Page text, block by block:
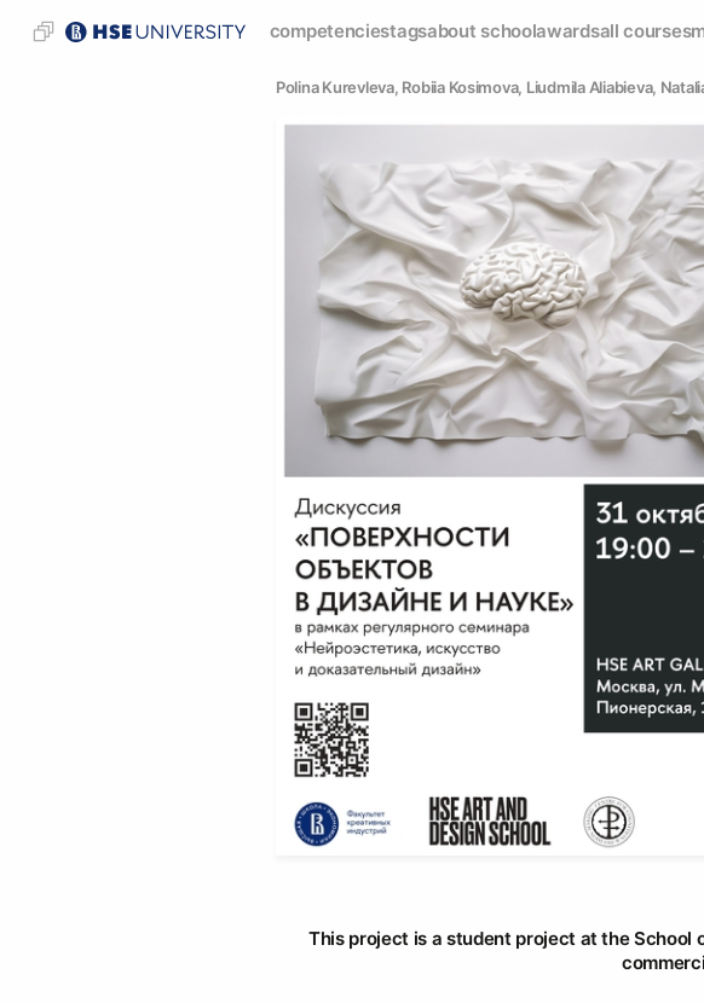
competenciestagsabout schoolawardsall courses
Polina Kurevleva, Robiia Kosimova, Liudmila Aliabieva,
This project is a student project at the School